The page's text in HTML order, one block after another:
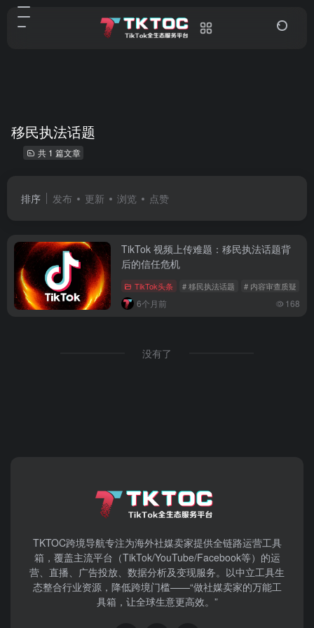
移民执法话题
共 1 篇文章
排序 发布 更新 浏览 点赞
TikTok 视频上传难题：移民执法话题背
后的信任危机
TikTok头条 # 移民执法话题 # 内容审查质疑
6个月前 168
没有了
TKTOC跨境导航​专注为海外社媒卖家提供全链路运营工具
箱，覆盖主流平台（TikTok/YouTube/Facebook等）​的运
营、直播、广告投放、数据分析及变现服务。以中立工具生
态整合行业资源，降低跨境门槛——“做社媒卖家的万能工
具箱，让全球生意更高效。”